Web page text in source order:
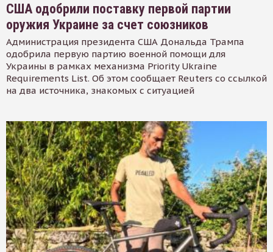
США одобрили поставку первой партии
оружия Украине за счет союзников
Администрация президента США Дональда Трампа
одобрила первую партию военной помощи для
Украины в рамках механизма Priority Ukraine
Requirements List. Об этом сообщает Reuters со ссылкой
на два источника, знакомых с ситуацией